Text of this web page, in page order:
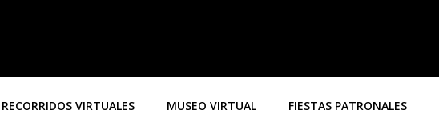
RECORRIDOS VIRTUALES MUSEO VIRTUAL FIESTAS PATRONALES